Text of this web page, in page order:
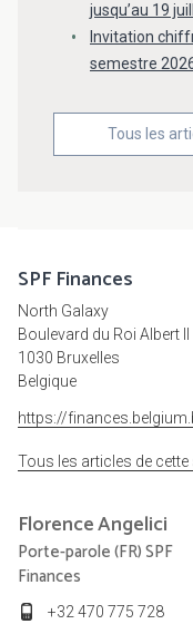
jusqu’au 19
Invitation
semestre
Tous les
SPF Finances
North Galaxy
Boulevard du Roi Albert
1030 Bruxelles
Belgique
https://
Tous les articles de
FlorenceAngelici
Porte-parole (FR) SPF
Finances
+32 470 775 728